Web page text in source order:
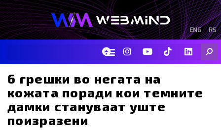
Skip
to
content
RS
ENG
F
a
c
b
o
o
k
I
n
s
a
g
r
a
Y
o
u
u
b
e
I
c
o
i
k
L
i
n
d
i
6 грешки во негата на
кожата поради кои темните
дамки стануваат уште
поизразени